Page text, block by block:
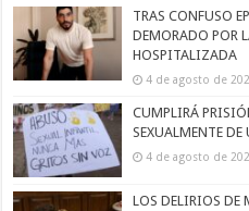
TRAS CONFUSO
DEMORADO POR
HOSPITALIZADA
4 de agosto de
CUMPLIRÁ
SEXUALMENTE
4 de agosto de
LOS DELIRIOS DE